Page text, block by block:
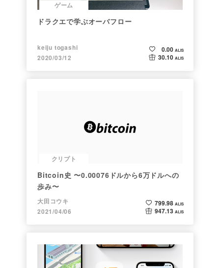
ゲーム
ドラクエで学ぶオーバフロー
keiju togashi
2020/03/12
0.00 ALIS
30.10 ALIS
クリプト
Bitcoin史 〜0.00076ドルから6万ドルへの
歩み〜
大田コウキ
2021/04/06
799.98 ALIS
947.13 ALIS